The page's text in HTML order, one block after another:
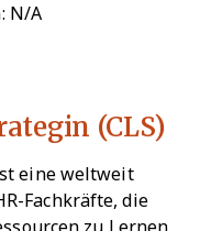
N/A
(CLS)
eine weltweit
Fachkräfte, die
zu Lernen